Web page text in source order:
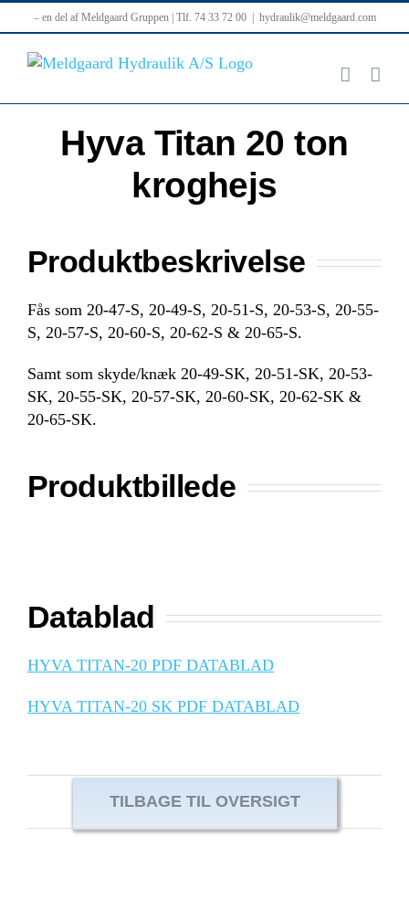
to
content
– en del af Meldgaard Gruppen | Tlf. 74 33 72 00 hydraulik@meldgaard.com
Hyva Titan 20 ton
kroghejs
Produktbeskrivelse
Fås som 20-47-S, 20-49-S, 20-51-S, 20-53-S, 20-55-
S, 20-57-S, 20-60-S, 20-62-S & 20-65-S.
Samt som skyde/knæk 20-49-SK, 20-51-SK, 20-53-
SK, 20-55-SK, 20-57-SK, 20-60-SK, 20-62-SK &
20-65-SK.
Produktbillede
Datablad
HYVA TITAN-20 PDF DATABLAD
HYVA TITAN-20 SK PDF DATABLAD
TILBAGE TIL OVERSIGT